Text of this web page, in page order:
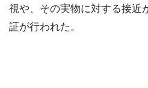
視や、その実物に対する接近
証が行われた。